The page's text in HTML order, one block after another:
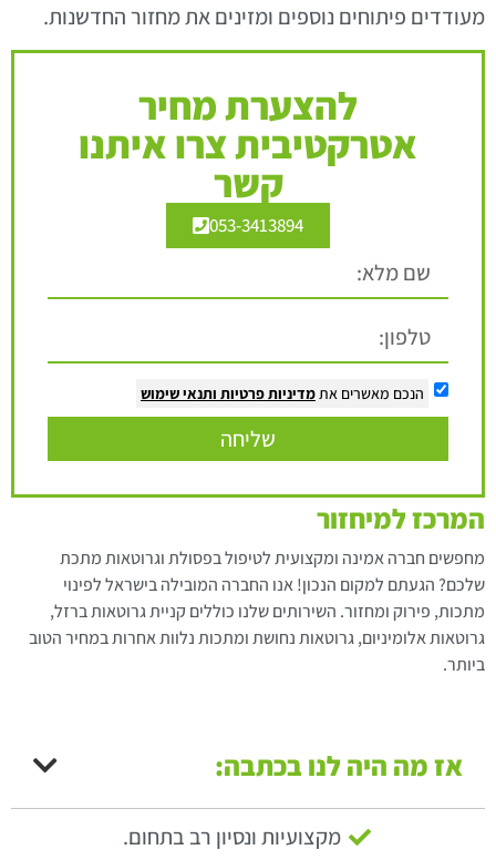
מעודדים פיתוחים נוספים ומזינים את מחזור החדשנות.
להצערת מחיר
אטרקטיבית צרו איתנו
קשר
053-3413894
הנכם מאשרים אתמדיניות פרטיות ותנאי שימוש
שליחה
המרכז למיחזור
מחפשים חברה אמינה ומקצועית לטיפול בפסולת וגרוטאות מתכת
שלכם? הגעתם למקום הנכון! אנו החברה המובילה בישראל לפינוי
מתכות, פירוק ומחזור. השירותים שלנו כוללים קניית גרוטאות ברזל,
גרוטאות אלומיניום, גרוטאות נחושת ומתכות נלוות אחרות במחיר הטוב
ביותר.
אז מה היה לנו בכתבה:
מקצועיות ונסיון רב בתחום.